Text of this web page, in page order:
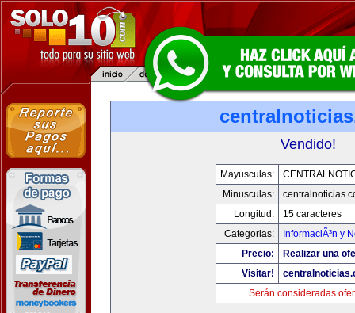
Vendido!
Mayusculas:
Minusculas:
Longitud:
15 caracteres
Categorias:
InformaciÃ³n y
Precio:
Realizar una
Visitar!
Serán consideradas